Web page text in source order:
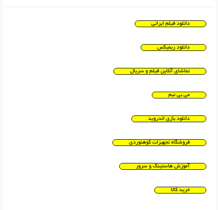
دانلود فیلم ایرانی
دانلود ریمیکس
تماشای آنلاین فیلم و سریال
می بی نیم
دانلود بازی اندروید
فروشگاه تجهیزات کوهنوردی
آموزش هاستینگ و سرور
خرید کالا